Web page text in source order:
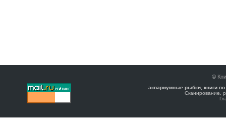
©
аквариумные рыбки, книги
Сканирование,